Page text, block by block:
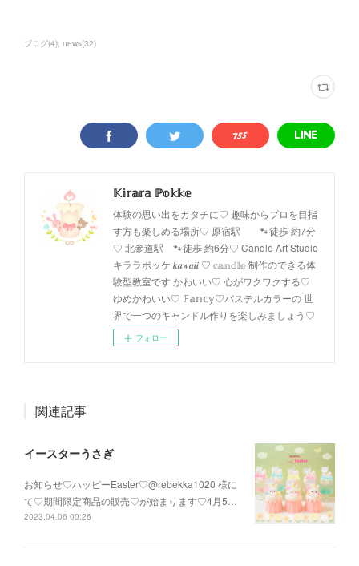
ブログ(4) news(32)
𝕂𝕚𝕣𝕒𝕣𝕒 ℙ𝕠𝕜𝕜𝕖
体験の思い出をカタチに♡ 趣味からプロを目指
す方も楽しめる場所♡ 原宿駅 🐾徒歩 約7分
♡ 北参道駅 🐾徒歩 約6分♡ Candle Art Studio
キララポッケ 𝒌𝒂𝒘𝒂𝒊𝒊 ♡ 𝕔𝕒𝕟𝕕𝕝𝕖 制作のできる体
験型教室です かわいい♡ 心がワクワクする♡
ゆめかわいい♡ 𝔽𝕒𝕟𝕔𝕪♡パステルカラーの 世
界で一つのキャンドル作りを楽しみましょう♡
フォロー
関連記事
イースターうさぎ
お知らせ♡ハッピーEaster♡@rebekka1020 様に
て♡期間限定商品の販売♡が始まります♡4月5…
2023.04.06 00:26